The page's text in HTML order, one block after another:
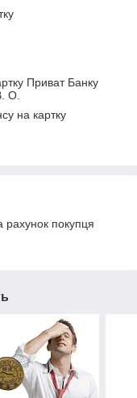
Приват Банку
О.
на картку
рахунок покупця